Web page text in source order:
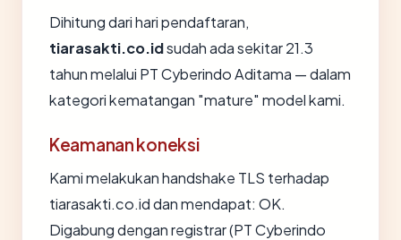
Dihitung dari hari pendaftaran,
tiarasakti.co.idsudah ada sekitar 21.3
tahun melalui PT Cyberindo Aditama — dalam
kategori kematangan "mature" model kami.
Keamanan koneksi
Kami melakukan handshake TLS terhadap
tiarasakti.co.id dan mendapat: OK.
Digabung dengan registrar (PT Cyberindo